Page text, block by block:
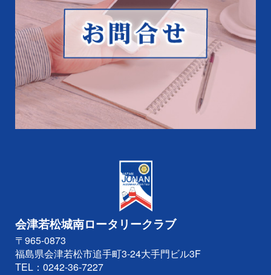
会津若松城南ロータリークラブ
〒965-0873
福島県会津若松市追手町3-24大手門ビル3F
TEL： 0242-36-7227